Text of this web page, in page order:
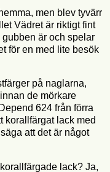
men blev tyvärr
Vädret är riktigt fint
är och spelar
för en med lite besök
på naglarna,
de mörkare
624 från förra
korallfärgat lack med
att det är något
lack? Ja,